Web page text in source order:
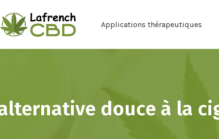
Applications thérapeutiques
douce à la